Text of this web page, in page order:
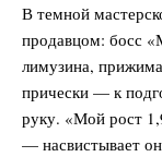
В темной
продавцом: босс
лимузина,
прически — к
руку. «Мой рост
— насвистывает